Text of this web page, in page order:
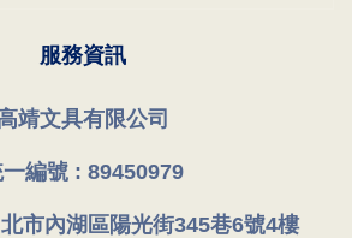
服務資訊
靖文具有限公司
編號 : 89450979
市內湖區陽光街345巷6號4樓